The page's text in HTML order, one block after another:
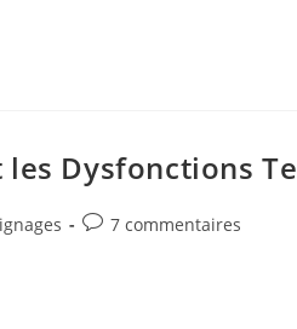
les Dysfonctions
Commentaires
7 commentaires